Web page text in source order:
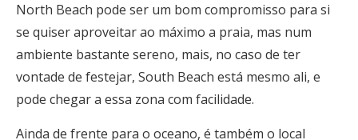
North Beach pode ser um bom compromisso para si
se quiser aproveitar ao máximo a praia, mas num
ambiente bastante sereno, mais, no caso de ter
vontade de festejar, South Beach está mesmo ali, e
pode chegar a essa zona com facilidade.
Ainda de frente para o oceano, é também o local